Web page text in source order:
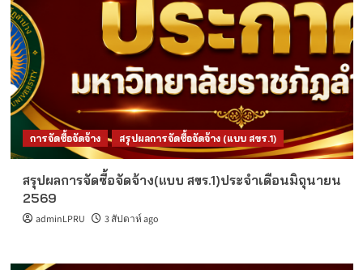
การจัดซื้อจัดจ้าง สรุปผลการจัดซื้อจัดจ้าง (แบบ สขร.1)
สรุปผลการจัดซื้อจัดจ้าง(แบบ สขร.1)ประจำเดือนมิถุนายน
2569
adminLPRU 3 สัปดาห์ ago